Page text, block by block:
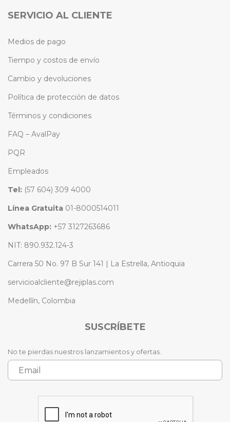
SERVICIO AL CLIENTE
Medios de pago
Tiempo y costos de envío
Cambio y devoluciones
Política de protección de datos
Términos y condiciones
FAQ – AvalPay
PQR
Empleados
Tel: (57 604) 309 4000
Línea Gratuita 01-8000514011
WhatsApp: +57 3127263686
NIT: 890.932.124-3
Carrera 50 No. 97 B Sur 141 | La Estrella, Antioquia
servicioalcliente@rejiplas.com
Medellín, Colombia
SUSCRÍBETE
No te pierdas nuestros lanzamientos y ofertas.